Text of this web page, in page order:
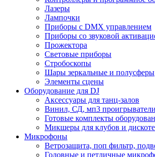
Лазеры
Лампочки
Приборы с DMX управлением
Приборы со звуковой
Прожектора
Световые приборы
Стробоскопы
Шары зеркальные и полусферы
Элементы сцены
Оборудование для DJ
Аксессуары для танц-залов
Винил, СД, мп3 проигрыватели
Готовые комплекты
Микшеры для клубов и
Микрофоны
Ветрозащита, поп фильтр,
Головные и петличные